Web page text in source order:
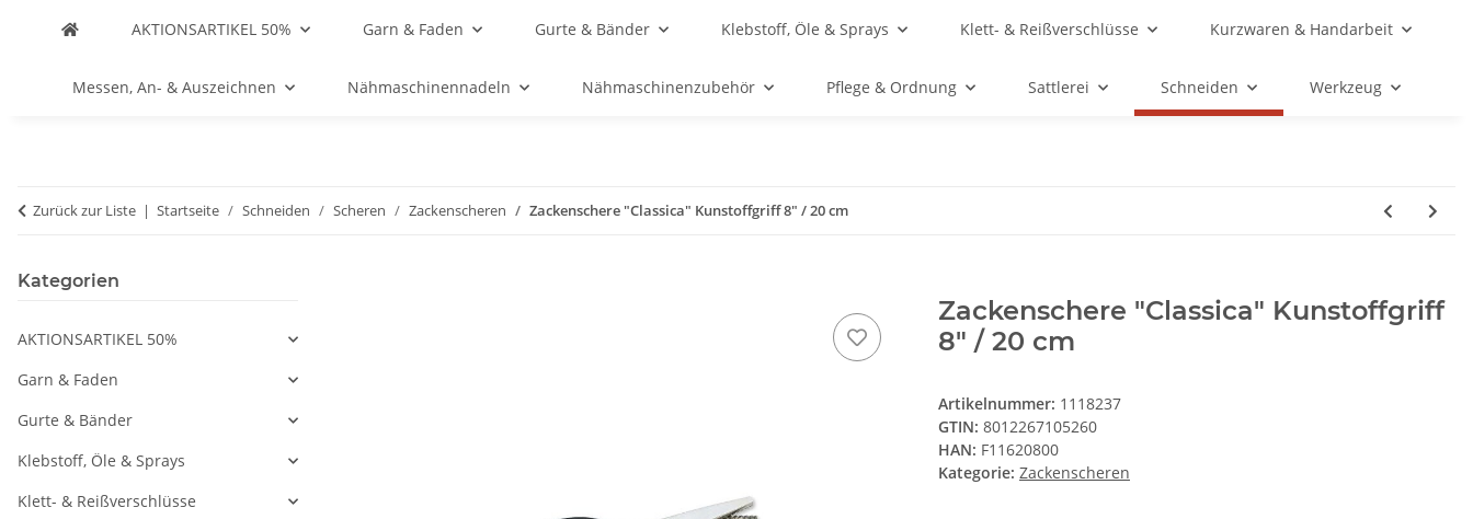
AKTIONSARTIKEL 50% Garn & Faden Gurte & Bänder Klebstoff, Öle & Sprays Klett- & Reißverschlüsse Kurzwaren & Handarbeit
Messen, An- & Auszeichnen Nähmaschinennadeln Nähmaschinenzubehör Pflege & Ordnung Sattlerei Schneiden Werkzeug
Zurück zur Liste Startseite Schneiden Scheren Zackenscheren Zackenschere "Classica" Kunstoffgriff 8" / 20 cm
Zackenschere "Classica" Kunstoffgriff
8" / 20 cm
Artikelnummer: 1118237
GTIN: 8012267105260
HAN: F11620800
Kategorie: Zackenscheren
Kategorien
AKTIONSARTIKEL 50%
Garn & Faden
Gurte & Bänder
Klebstoff, Öle & Sprays
Klett- & Reißverschlüsse